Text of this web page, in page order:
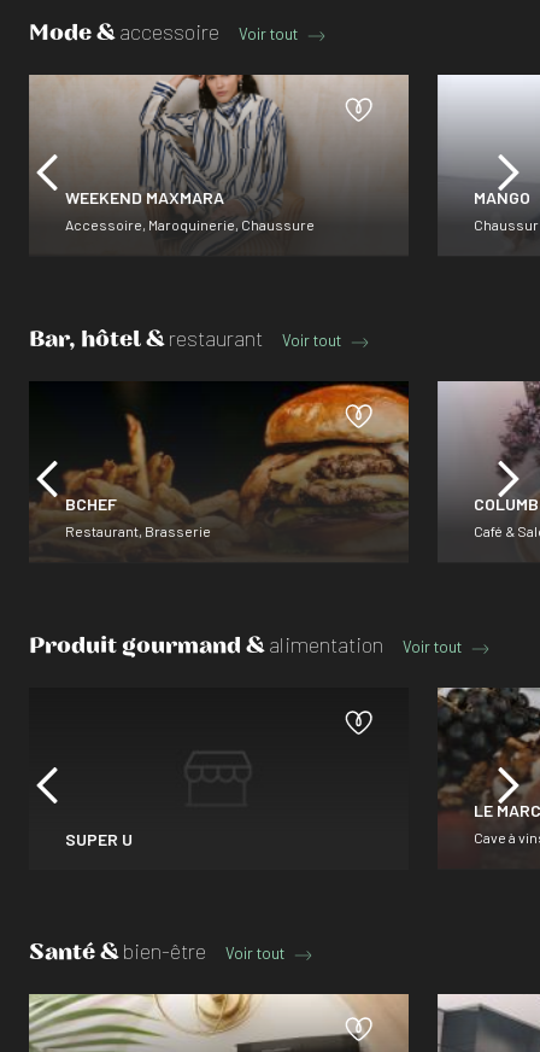
Mode &accessoire Voir tout
WEEKEND MAXMARA
Accessoire, Maroquinerie, Chaussure
MANGO
Bar, hôtel &restaurant Voir tout
BCHEF
Restaurant, Brasserie Café &
Produit gourmand &alimentation Voir tout
SUPER U
LE
Cave à
Santé &bien-être Voir tout